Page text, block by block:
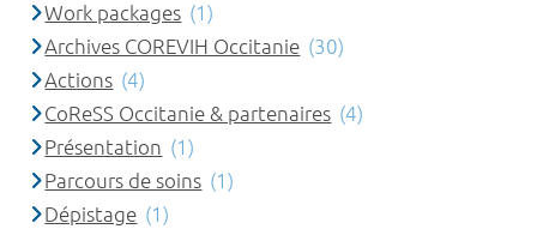
Work packages (1)
Archives COREVIH Occitanie (30)
Actions (4)
CoReSS Occitanie & partenaires (4)
Présentation (1)
Parcours de soins (1)
Dépistage (1)